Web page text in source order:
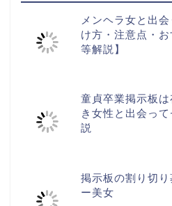
メンヘラ女と出
け方・注意点・
等解説】
童貞卒業掲示板
き女性と出会っ
説
掲示板の割り切
ー美女